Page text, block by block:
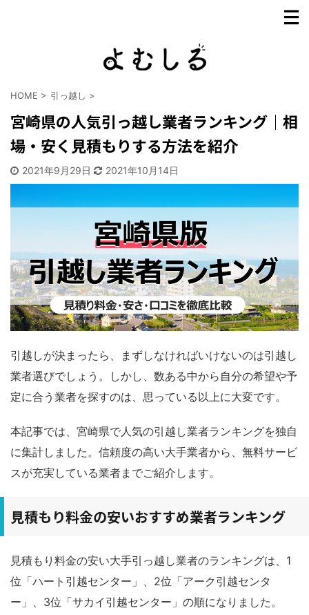
HOME > 引っ越し >
宮崎県の人気引っ越し業者ランキング｜相
場・安く見積もりする方法を紹介
2021年9月29日 2021年10月14日
引越しが決まったら、まずしなければいけないのは引越し
業者選びでしょう。しかし、数ある中から自分の希望や予
定に合う業者を探すのは、思っている以上に大変です。
本記事では、宮崎県で人気の引越し業者ランキングを独自
に集計しました。信頼度の高い大手業者から、無料サービ
スが充実している業者までご紹介します。
見積もり料金の安いおすすめ業者ランキング
見積もり料金の安い大手引っ越し業者のランキングは、1
位「ハート引越センター」、2位「アーク引越センタ
ー」、3位「サカイ引越センター」の順になりました。